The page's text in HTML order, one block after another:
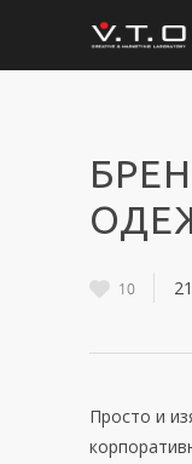
10
Просто и